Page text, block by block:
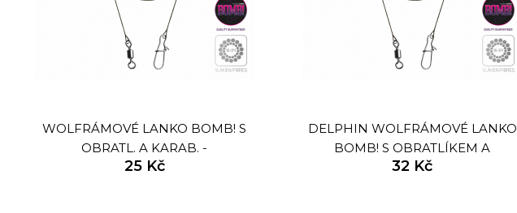
WOLFRÁMOVÉ LANKO BOMB! S
OBRATL. A KARAB. -
2KS/15CM/5KG
25 Kč
DELPHIN WOLFRÁMOVÉ LANKO
BOMB! S OBRATLÍKEM A
KARAINKOU 2KS 20CM 7KG
32 Kč